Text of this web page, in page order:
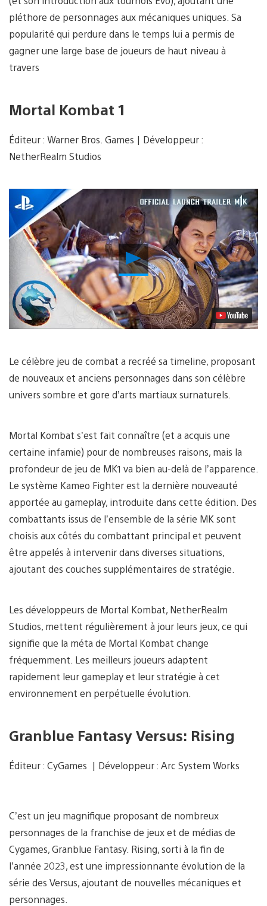
pléthore de personnages aux mécaniques uniques. Sa
popularité qui perdure dans le temps lui a permis de
gagner une large base de joueurs de haut niveau à
travers
Mortal Kombat 1
Éditeur : Warner Bros. Games | Développeur :
NetherRealm Studios
Lancer
la
vidéo
Le célèbre jeu de combat a recréé sa timeline, proposant
de nouveaux et anciens personnages dans son célèbre
univers sombre et gore d’arts martiaux surnaturels.
Mortal Kombat s’est fait connaître (et a acquis une
certaine infamie) pour de nombreuses raisons, mais la
profondeur de jeu de MK1 va bien au-delà de l’apparence.
Le système Kameo Fighter est la dernière nouveauté
apportée au gameplay, introduite dans cette édition. Des
combattants issus de l’ensemble de la série MK sont
choisis aux côtés du combattant principal et peuvent
être appelés à intervenir dans diverses situations,
ajoutant des couches supplémentaires de stratégie.
Les développeurs de Mortal Kombat, NetherRealm
Studios, mettent régulièrement à jour leurs jeux, ce qui
signifie que la méta de Mortal Kombat change
fréquemment. Les meilleurs joueurs adaptent
rapidement leur gameplay et leur stratégie à cet
environnement en perpétuelle évolution.
Granblue Fantasy Versus: Rising
Éditeur : CyGames | Développeur : Arc System Works
C’est un jeu magnifique proposant de nombreux
personnages de la franchise de jeux et de médias de
Cygames, Granblue Fantasy. Rising, sorti à la fin de
l’année 2023, est une impressionnante évolution de la
série des Versus, ajoutant de nouvelles mécaniques et
personnages.